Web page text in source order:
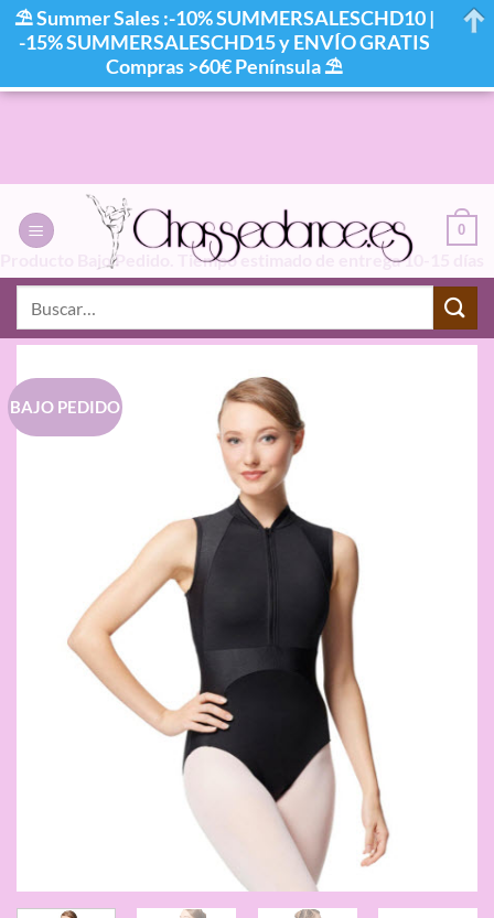
0
Producto Bajo Pedido. Tiempo estimado de entrega 10-15 días
laborables
BAJO PEDIDO
⛱ Summer Sales :-10% SUMMERSALESCHD10 |
-15% SUMMERSALESCHD15 y ENVÍO GRATIS
Compras >60€ Península ⛱